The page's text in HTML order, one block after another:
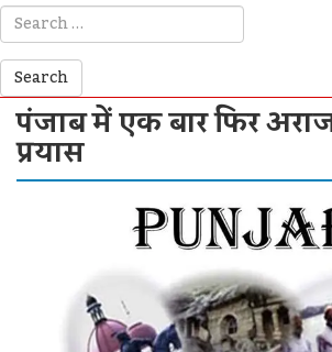
पंजाब में एक बार फिर
प्रयास